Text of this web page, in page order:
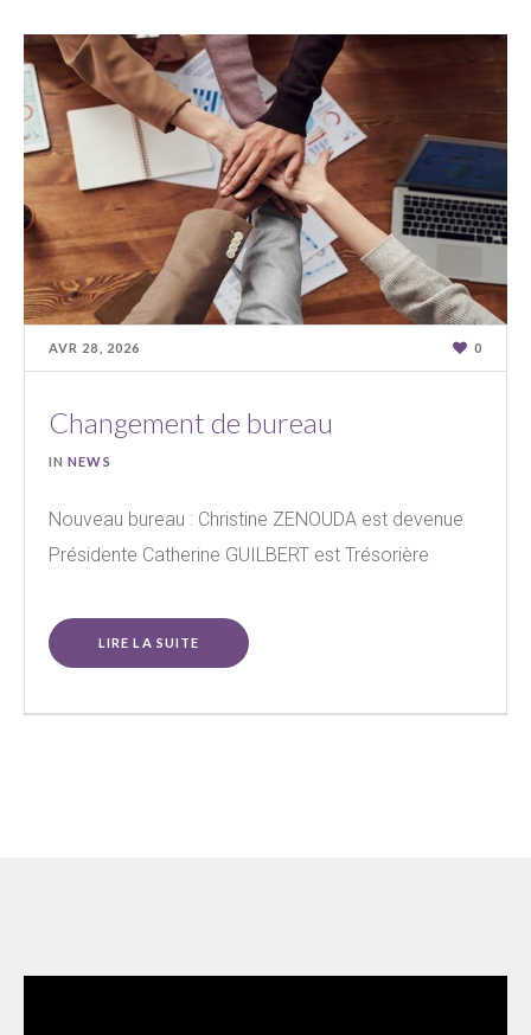
AVR 28, 2026 0
Changement de bureau
INNEWS
Nouveau bureau : Christine ZENOUDA est devenue
Présidente Catherine GUILBERT est Trésorière
LIRE LA SUITE